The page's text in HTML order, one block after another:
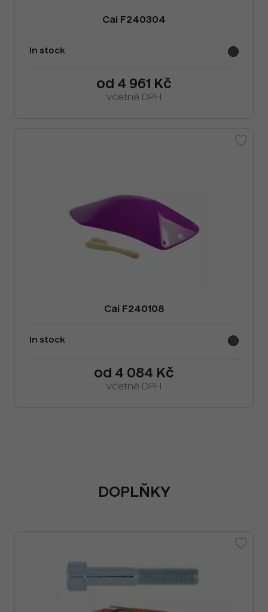
Cai F240304
In stock
od 4 961 Kč
včetně DPH
Cai F240108
In stock
od 4 084 Kč
včetně DPH
DOPLŇKY